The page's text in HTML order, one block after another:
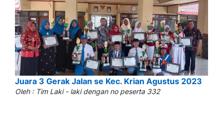
Juara 3 Gerak Jalan se Kec. Krian Agustus 2023
Oleh : Tim Laki - laki dengan no peserta 332